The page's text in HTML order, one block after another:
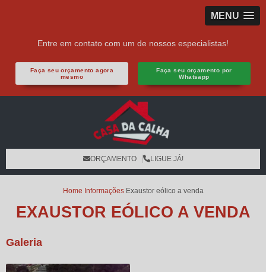
MENU
Entre em contato com um de nossos especialistas!
Faça seu orçamento agora
mesmo
Faça seu orçamento por
Whatsapp
ORÇAMENTO LIGUE JÁ!
Home Informações Exaustor eólico a venda
EXAUSTOR EÓLICO A VENDA
Galeria